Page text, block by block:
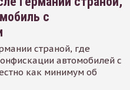
с
страной, где
автомобилей с
как минимум об